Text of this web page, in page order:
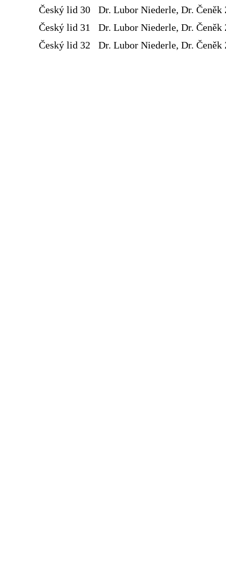
Český lid 30
Dr. Lubor Niederle, Dr. Čeněk
Český lid 31
Dr. Lubor Niederle, Dr. Čeněk
Český lid 32
Dr. Lubor Niederle, Dr. Čeněk